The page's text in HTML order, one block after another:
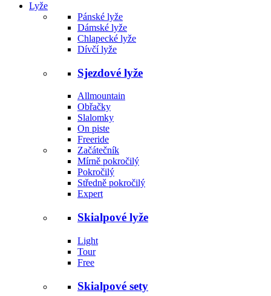
Lyže
Pánské lyže
Dámské lyže
Chlapecké lyže
Dívčí lyže
Sjezdové lyže
Allmountain
Obřačky
Slalomky
On piste
Freeride
Začátečník
Mírně pokročilý
Pokročilý
Středně pokročilý
Expert
Skialpové lyže
Light
Tour
Free
Skialpové sety